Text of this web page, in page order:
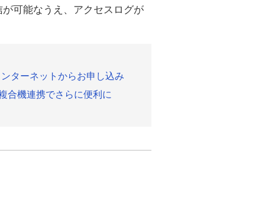
可能なうえ、アクセスログが
ターネットからお申し込み
合機連携でさらに便利に